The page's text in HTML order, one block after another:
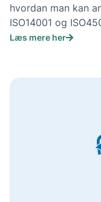
hvordan man kan
ISO14001 og
Læs mere her